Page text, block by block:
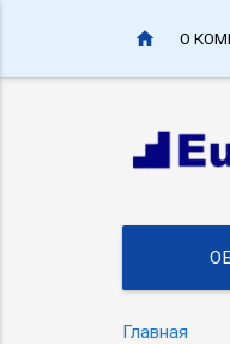
home О
Главная